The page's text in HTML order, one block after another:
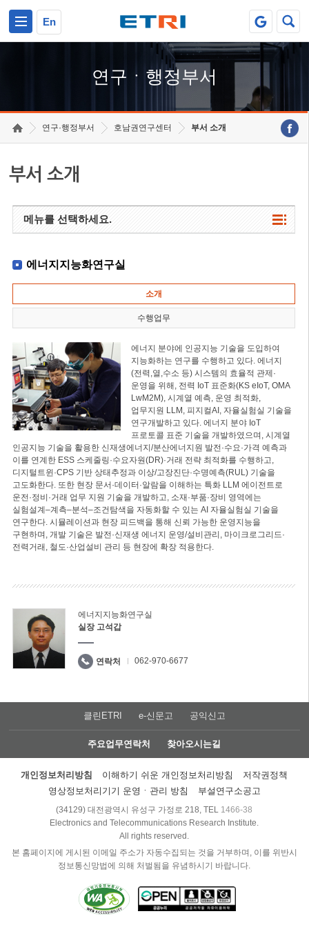
En
연구ㆍ행정부서
연구·행정부서 호남권연구센터 부서 소개
부서 소개
메뉴를 선택하세요.
에너지지능화연구실
소개
수행업무
에너지 분야에 인공지능 기술을 도입하여
지능화하는 연구를 수행하고 있다. 에너지
(전력,열,수소 등) 시스템의 효율적 관제·
운영을 위해, 전력 IoT 표준화(KS eIoT, OMA
LwM2M), 시계열 예측, 운영 최적화,
업무지원 LLM, 피지컬AI, 자율실험실 기술을
연구개발하고 있다. 에너지 분야 IoT
프로토콜 표준 기술을 개발하였으며, 시계열
인공지능 기술을 활용한 신재생에너지/분산에너지원 발전·수요·가격 예측과
이를 연계한 ESS 스케줄링·수요자원(DR)·거래 전략 최적화를 수행하고,
디지털트윈·CPS 기반 상태추정과 이상/고장진단·수명예측(RUL) 기술을
고도화한다. 또한 현장 문서·데이터·알람을 이해하는 특화 LLM 에이전트로
운전·정비·거래 업무 지원 기술을 개발하고, 소재·부품·장비 영역에는
실험설계–계측–분석–조건탐색을 자동화할 수 있는 AI 자율실험실 기술을
연구한다. 시뮬레이션과 현장 피드백을 통해 신뢰 가능한 운영지능을
구현하며, 개발 기술은 발전·신재생 에너지 운영/설비관리, 마이크로그리드·
전력거래, 철도·산업설비 관리 등 현장에 확장 적용한다.
에너지지능화연구실
실장 고석갑
연락처 062-970-6677
클린ETRI e-신문고 공익신고
주요업무연락처 찾아오시는길
개인정보처리방침 이해하기 쉬운 개인정보처리방침
저작권정책
영상정보처리기기 운영ㆍ관리 방침
부설연구소공고
(34129) 대전광역시 유성구 가정로 218, TEL 1466-38
Electronics and Telecommunications Research Institute.
All rights reserved.
본 홈페이지에 게시된 이메일 주소가 자동수집되는 것을 거부하며, 이를 위반시
정보통신망법에 의해 처벌됨을 유념하시기 바랍니다.